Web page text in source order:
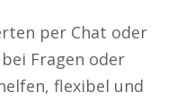
per Chat oder
Fragen oder
flexibel und